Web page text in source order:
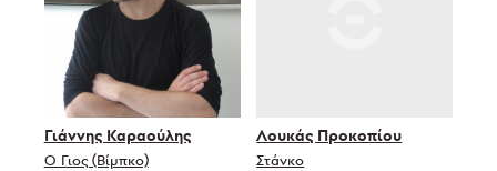
Γιάννης Καραούλης
Ο Γιος (Βίμπκο)
Λουκάς Προκοπίου
Στάνκο